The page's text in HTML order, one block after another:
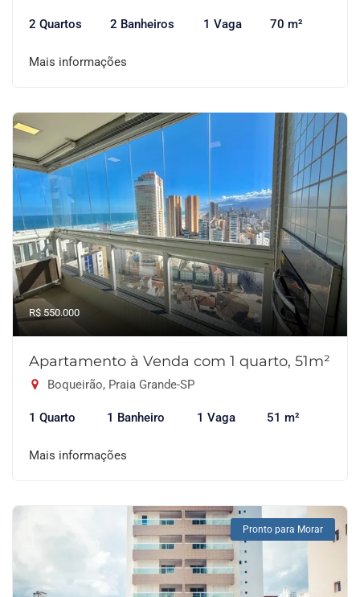
2 Quartos 2 Banheiros 1 Vaga 70 m²
Mais informações
R$ 550.000
Apartamento à Venda com 1 quarto, 51m²
Boqueirão, Praia Grande-SP
1 Quarto 1 Banheiro 1 Vaga 51 m²
Mais informações
Pronto para Morar